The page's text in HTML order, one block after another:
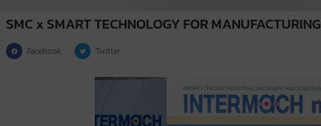
SMC x SMART TECHNOLOGY FOR MANUFACTURING
Facebook Twitter